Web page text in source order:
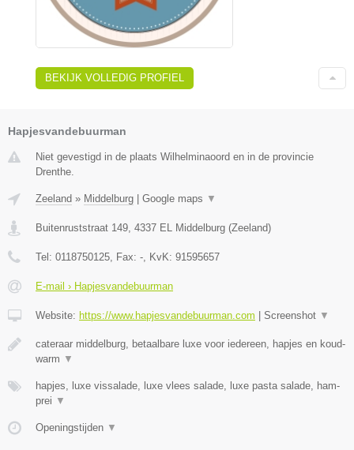
BEKIJK VOLLEDIG PROFIEL
Hapjesvandebuurman
Niet gevestigd in de plaats Wilhelminaoord en in de provincie
Drenthe.
Zeeland » Middelburg Google maps ▼
Buitenruststraat 149, 4337 EL Middelburg (Zeeland)
Tel: 0118750125, Fax: -, KvK: 91595657
E-mail › Hapjesvandebuurman
Website: https://www.hapjesvandebuurman.com Screenshot ▼
cateraar middelburg, betaalbare luxe voor iedereen, hapjes en koud-
warm ▼
hapjes, luxe vissalade, luxe vlees salade, luxe pasta salade, ham-
prei ▼
Openingstijden ▼